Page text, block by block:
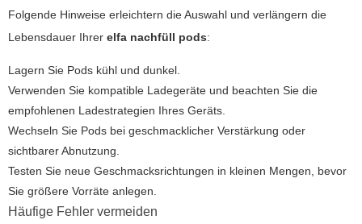
Folgende Hinweise erleichtern die Auswahl und verlängern die
Lebensdauer Ihrer elfa nachfüll pods:
Lagern Sie Pods kühl und dunkel.
Verwenden Sie kompatible Ladegeräte und beachten Sie die
empfohlenen Ladestrategien Ihres Geräts.
Wechseln Sie Pods bei geschmacklicher Verstärkung oder
sichtbarer Abnutzung.
Testen Sie neue Geschmacksrichtungen in kleinen Mengen, bevor
Sie größere Vorräte anlegen.
Häufige Fehler vermeiden